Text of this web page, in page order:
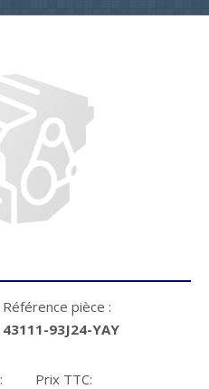
Référence pièce :
43111-93J24-YAY
Prix TTC: